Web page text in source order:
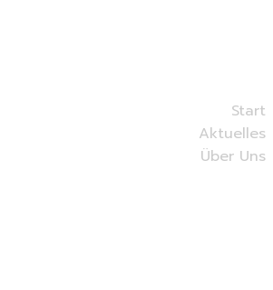
Start
Aktuelles
Über Uns